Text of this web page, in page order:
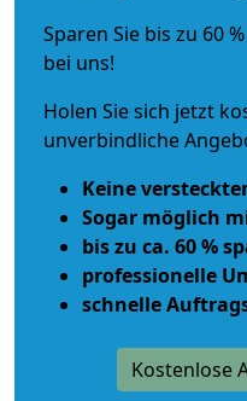
Sparen Sie bis zu 60
bei uns!
Holen Sie sich jetzt
unverbindliche
Keine
Sogar möglich
bis zu ca. 60 %
professionelle
schnelle
Kostenlose